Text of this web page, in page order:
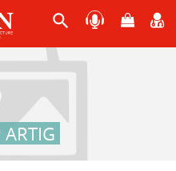
search